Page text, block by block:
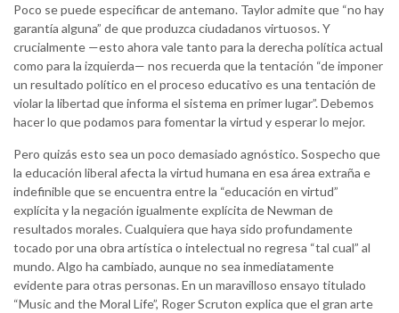
Poco se puede especificar de antemano. Taylor admite que “no hay
garantía alguna” de que produzca ciudadanos virtuosos. Y
crucialmente —esto ahora vale tanto para la derecha política actual
como para la izquierda— nos recuerda que la tentación “de imponer
un resultado político en el proceso educativo es una tentación de
violar la libertad que informa el sistema en primer lugar”. Debemos
hacer lo que podamos para fomentar la virtud y esperar lo mejor.
Pero quizás esto sea un poco demasiado agnóstico. Sospecho que
la educación liberal afecta la virtud humana en esa área extraña e
indefinible que se encuentra entre la “educación en virtud”
explícita y la negación igualmente explícita de Newman de
resultados morales. Cualquiera que haya sido profundamente
tocado por una obra artística o intelectual no regresa “tal cual” al
mundo. Algo ha cambiado, aunque no sea inmediatamente
evidente para otras personas. En un maravilloso ensayo titulado
“Music and the Moral Life”, Roger Scruton explica que el gran arte